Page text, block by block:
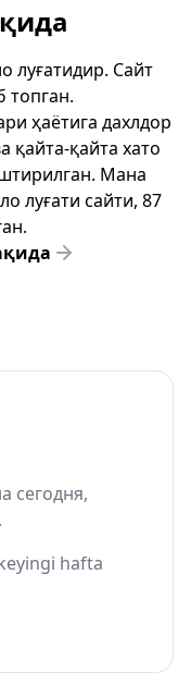
луғатидир. Сайт
топган.
ҳаётига дахлдор
қайта-қайта хато
Мана
луғати сайти, 87
сегодня,
hafta